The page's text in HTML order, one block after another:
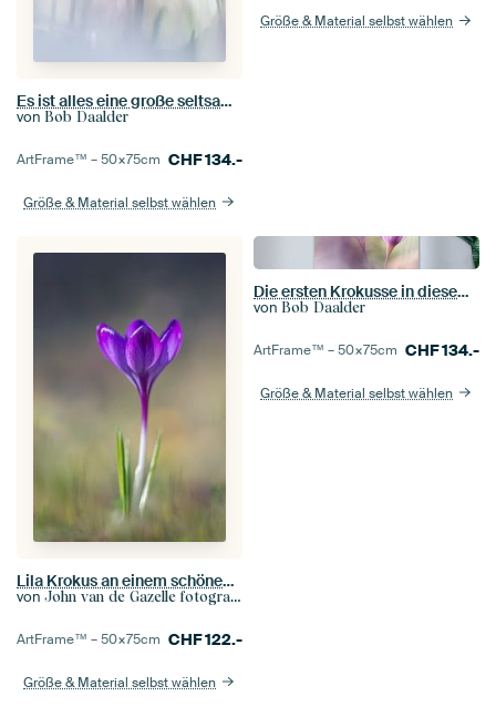
Es ist alles eine große seltsamen Traum
von Bob Daalder
ArtFrame™ –50×75cm CHF134.-
Größe & Material selbst wählen
Größe & Material selbst wählen
Lila Krokus an einem schönen Frühlingsmorgen
von John van de Gazelle fotografie
ArtFrame™ –50×75cm CHF122.-
Größe & Material selbst wählen
Die ersten Krokusse in diesem Jahr
von Bob Daalder
ArtFrame™ –50×75cm CHF134.-
Größe & Material selbst wählen